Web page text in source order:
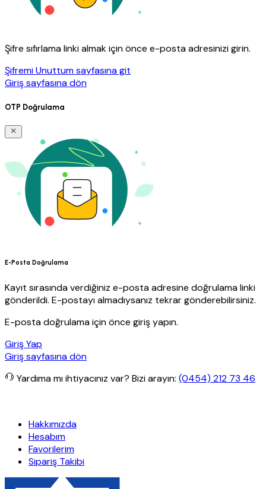
Şifre sıfırlama linki almak için önce e-posta adresinizi girin.
Şifremi Unuttum sayfasına git
Giriş sayfasına dön
OTP Doğrulama
E-Posta Doğrulama
Kayıt sırasında verdiğiniz e-posta adresine doğrulama linki
gönderildi. E-postayı almadıysanız tekrar gönderebilirsiniz.
E-posta doğrulama için önce giriş yapın.
Giriş Yap
Giriş sayfasına dön
Yardıma mı ihtiyacınız var? Bizi arayın: (0454) 212 73 46
Hakkımızda
Hesabım
Favorilerim
Sipariş Takibi